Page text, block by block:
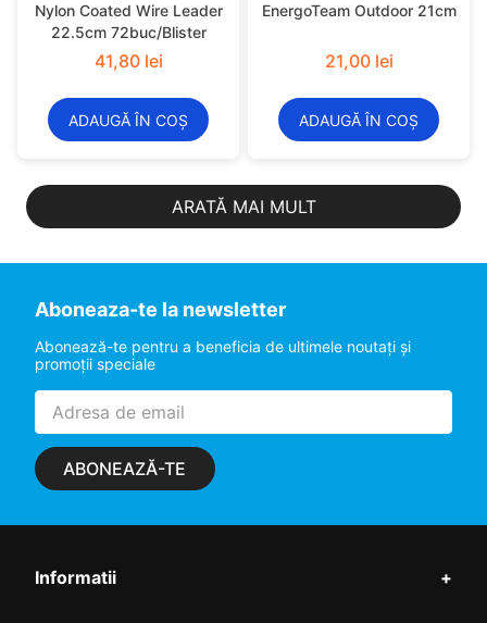
Nylon Coated Wire Leader
22.5cm 72buc/Blister
41,80 lei
ADAUGĂ ÎN COȘ
EnergoTeam Outdoor 21cm
21,00 lei
ADAUGĂ ÎN COȘ
ARATĂ MAI MULT
Aboneaza-te la newsletter
Abonează-te pentru a beneficia de ultimele noutaţi şi
promoţii speciale
ABONEAZĂ-TE
Informatii +